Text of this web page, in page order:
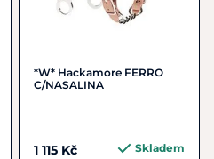
*W* Hackamore FERRO
C/NASALINA
1 115 Kč Skladem